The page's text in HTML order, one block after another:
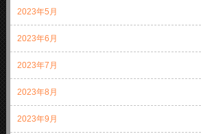
2023年5月
2023年6月
2023年7月
2023年8月
2023年9月